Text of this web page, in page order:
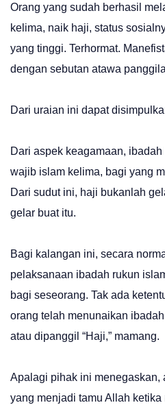
Orang yang sudah berhasil
kelima, naik haji, status
yang tinggi. Terhormat.
dengan sebutan atawa
Dari uraian ini dapat
Dari aspek keagamaan,
wajib islam kelima, bagi yang
Dari sudut ini, haji bukanlah
gelar buat itu.
Bagi kalangan ini, secara
pelaksanaan ibadah rukun
bagi seseorang. Tak ada
orang telah menunaikan
atau dipanggil “Haji,” mamang.
Apalagi pihak ini menegaskan,
yang menjadi tamu Allah